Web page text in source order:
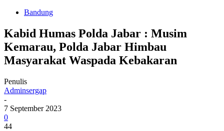
Bandung
Kabid Humas Polda Jabar : Musim
Kemarau, Polda Jabar Himbau
Masyarakat Waspada Kebakaran
Penulis
Adminsergap
-
7 September 2023
0
44